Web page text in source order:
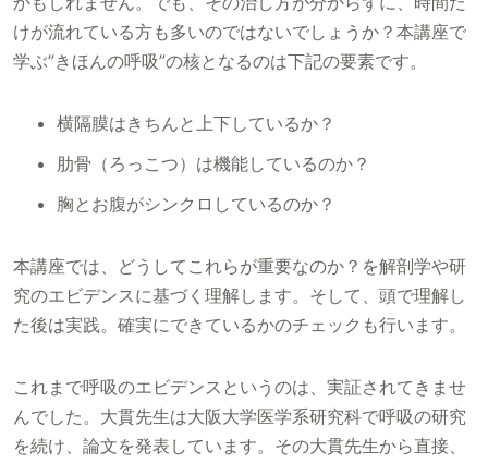
けが流れている方も多いのではないでしょうか？本講座で
学ぶ”きほんの呼吸”の核となるのは下記の要素です。
横隔膜はきちんと上下しているか？
肋骨（ろっこつ）は機能しているのか？
胸とお腹がシンクロしているのか？
本講座では、どうしてこれらが重要なのか？を解剖学や研
究のエビデンスに基づく理解します。そして、頭で理解し
た後は実践。確実にできているかのチェックも行います。
これまで呼吸のエビデンスというのは、実証されてきませ
んでした。大貫先生は大阪大学医学系研究科で呼吸の研究
を続け、論文を発表しています。その大貫先生から直接、